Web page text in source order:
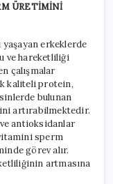
ÜRETİMİNİ
yaşayan erkeklerde
ve hareketliliği
çalışmalar
kaliteli protein,
bulunan
artırabilmektedir.
antioksidanlar
sperm
görev alır.
artmasına